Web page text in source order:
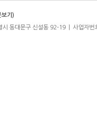
보기)
시 동대문구 신설동 92-19 | 사